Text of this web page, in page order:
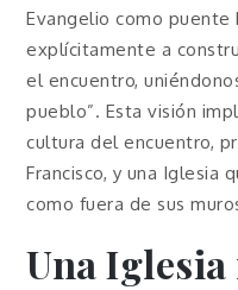
Evangelio como puente
explícitamente a
el encuentro,
pueblo”. Esta visión
cultura del encuentro,
Francisco, y una Iglesia
como fuera de sus
Una